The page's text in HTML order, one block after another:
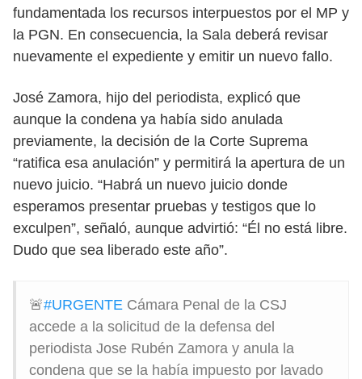
fundamentada los recursos interpuestos por el MP y
la PGN. En consecuencia, la Sala deberá revisar
nuevamente el expediente y emitir un nuevo fallo.
José Zamora, hijo del periodista, explicó que
aunque la condena ya había sido anulada
previamente, la decisión de la Corte Suprema
“ratifica esa anulación” y permitirá la apertura de un
nuevo juicio. “Habrá un nuevo juicio donde
esperamos presentar pruebas y testigos que lo
exculpen”, señaló, aunque advirtió: “Él no está libre.
Dudo que sea liberado este año”.
🚨#URGENTE Cámara Penal de la CSJ
accede a la solicitud de la defensa del
periodista Jose Rubén Zamora y anula la
condena que se la había impuesto por lavado